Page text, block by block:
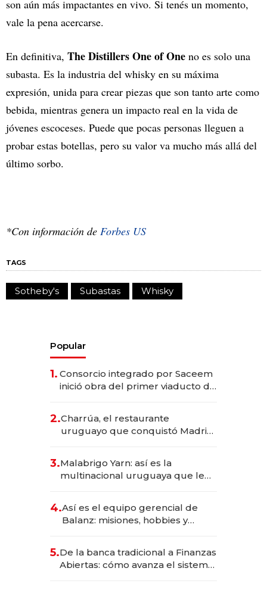
son aún más impactantes en vivo. Si tenés un momento,
vale la pena acercarse.
En definitiva, The Distillers One of One no es solo una
subasta. Es la industria del whisky en su máxima
expresión, unida para crear piezas que son tanto arte como
bebida, mientras genera un impacto real en la vida de
jóvenes escoceses. Puede que pocas personas lleguen a
probar estas botellas, pero su valor va mucho más allá del
último sorbo.
*Con información de Forbes US
TAGS
Sotheby's Subastas Whisky
Popular
1. Consorcio integrado por Saceem
inició obra del primer viaducto de
millones
2.Charrúa, el restaurante
uruguayo que conquistó Madrid:
anticipación y prepara apertura
3.Malabrigo Yarn: así es la
multinacional uruguaya que le
4.Así es el equipo gerencial de
Balanz: misiones, hobbies y
5.De la banca tradicional a Finanzas
Abiertas: cómo avanza el sistema